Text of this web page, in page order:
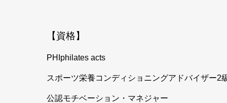
【資格】
PHIphilates acts
スポーツ栄養コンディショニングアドバイザー2
公認モチベーション・マネジャー